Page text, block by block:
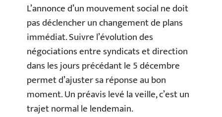
L’annonce d’un mouvement social ne doit
pas déclencher un changement de plans
immédiat. Suivre l’évolution des
négociations entre syndicats et direction
dans les jours précédant le 5 décembre
permet d’ajuster sa réponse au bon
moment. Un préavis levé la veille, c’est un
trajet normal le lendemain.